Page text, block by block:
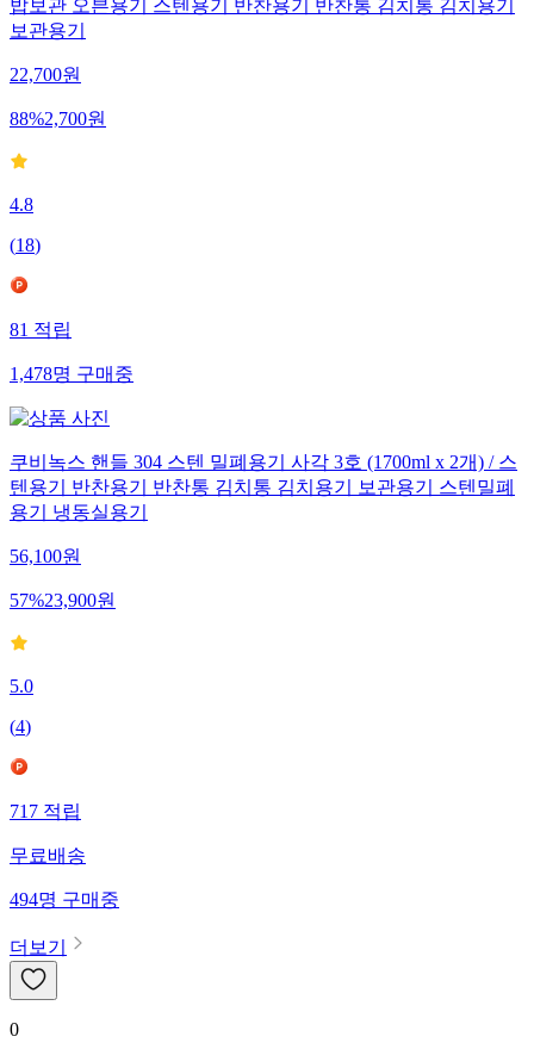
밥보관 오븐용기 스텐용기 반찬용기 반찬통 김치통 김치용기
보관용기
22,700원
88%2,700원
4.8
(18)
81적립
1,478명구매중
쿠비녹스 핸들 304 스텐 밀폐용기 사각 3호 (1700ml x 2개) / 스
텐용기 반찬용기 반찬통 김치통 김치용기 보관용기 스텐밀폐
용기 냉동실용기
56,100원
57%23,900원
5.0
(4)
717적립
무료배송
494명구매중
더보기
0